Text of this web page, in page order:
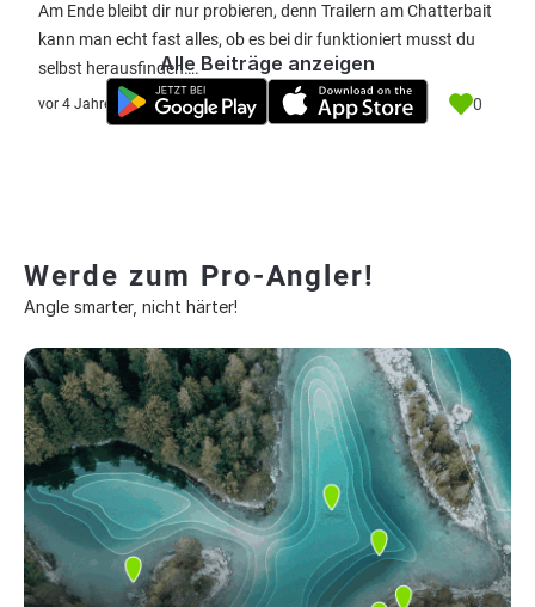
Am Ende bleibt dir nur probieren, denn Trailern am Chatterbait
kann man echt fast alles, ob es bei dir funktioniert musst du
selbst herausfinden….
vor 4 Jahre 0
Alle Beiträge anzeigen
Werde zum Pro-Angler!
Angle smarter, nicht härter!